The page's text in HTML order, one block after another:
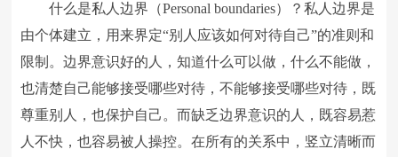
什么是私人边界（Personal boundaries）？私人边界是
由个体建立，用来界定“别人应该如何对待自己”的准则和
限制。边界意识好的人，知道什么可以做，什么不能做，
也清楚自己能够接受哪些对待，不能够接受哪些对待，既
尊重别人，也保护自己。而缺乏边界意识的人，既容易惹
人不快，也容易被人操控。在所有的关系中，竖立清晰而